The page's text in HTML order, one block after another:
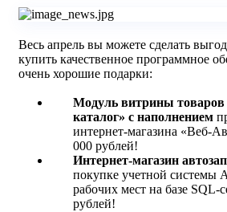
Весь апрель вы можете сделать
купить качественное программное
очень хорошие подарки:
Модуль витрины
каталог» с наполнением
интернет-магазина «Веб-
000 рублей!
Интернет-магазин
покупке учетной системы
рабочих мест на базе SQL-
рублей!